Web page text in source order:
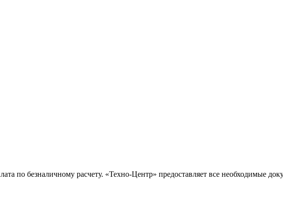
по безналичному расчету. «Техно-Центр» предоставляет все необходимые